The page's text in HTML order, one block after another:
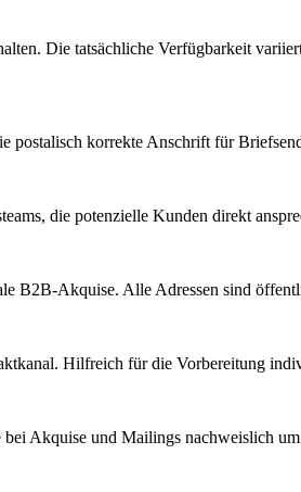
Die tatsächliche Verfügbarkeit
postalisch korrekte Anschrift für
die potenzielle Kunden direkt
B2B-Akquise. Alle Adressen sind
Hilfreich für die Vorbereitung
Akquise und Mailings nachweislich